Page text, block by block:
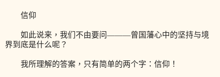
信仰
如此说来，我们不由要问———曾国藩心中的坚持与境
界到底是什么呢？
我所理解的答案，只有简单的两个字：信仰！